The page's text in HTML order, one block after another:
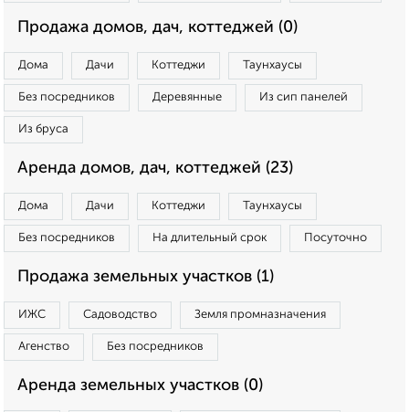
Продажа домов, дач, коттеджей (0)
Дома Дачи Коттеджи Таунхаусы
Без посредников Деревянные Из сип панелей
Из бруса
Аренда домов, дач, коттеджей (23)
Дома Дачи Коттеджи Таунхаусы
Без посредников На длительный срок Посуточно
Продажа земельных участков (1)
ИЖС Садоводство Земля промназначения
Агенство Без посредников
Аренда земельных участков (0)